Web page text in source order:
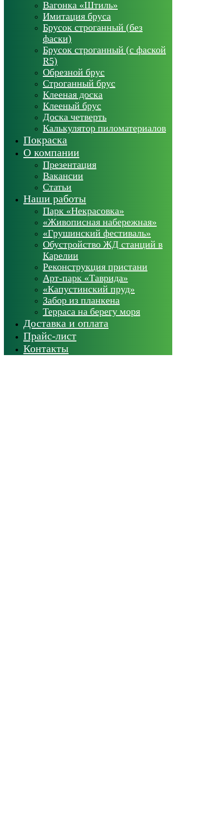
Вагонка «Штиль»
Имитация бруса
Брусок строганный (без
фаски)
Брусок строганный (с фаской
R5)
Обрезной брус
Строганный брус
Клееная доска
Клееный брус
Доска четверть
Калькулятор пиломатериалов
Покраска
О компании
Презентация
Вакансии
Статьи
Наши работы
Парк «Некрасовка»
«Живописная набережная»
«Грушинский фестиваль»
Обустройство ЖД станций в
Карелии
Реконструкция пристани
Арт-парк «Таврида»
«Капустинский пруд»
Забор из планкена
Терраса на берегу моря
Доставка и оплата
Прайс-лист
Контакты